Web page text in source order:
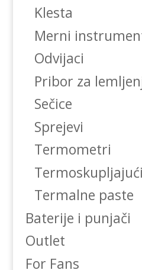
Klesta
Merni
Odvijaci
Pribor za
Sečice
Sprejevi
Termometri
Termalne paste
Baterije i punjači
Outlet
For Fans